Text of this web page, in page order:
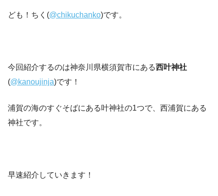
ども！ちく(@chikuchanko)です。
今回紹介するのは神奈川県横須賀市にある西叶神社
(@kanoujinja)です！
浦賀の海のすぐそばにある叶神社の1つで、西浦賀にある
神社です。
早速紹介していきます！